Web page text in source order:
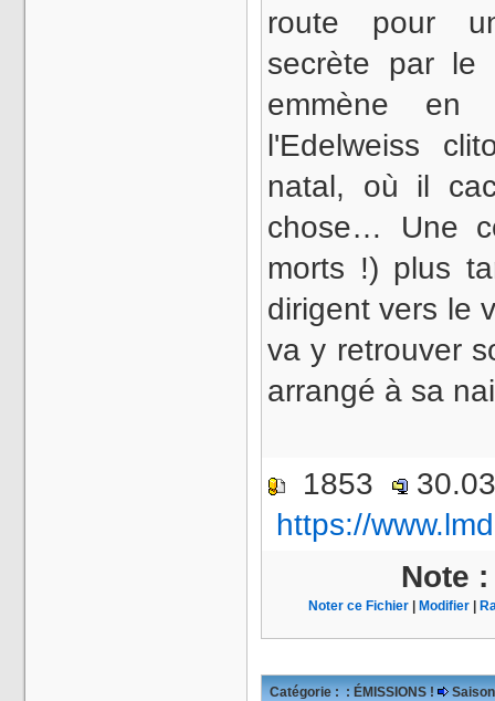
route pour
secrète par le
emmène
l'Edelweiss
natal, où il
chose… Une
morts !) plus
dirigent vers le
va y retrouver
arrangé à sa
1853
https://
Note
Noter ce Fichier Modifier
Catégorie : : ÉMISSIONS !